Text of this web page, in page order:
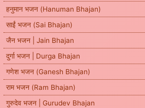
हनुमान भजन (Hanuman Bhajan)
साईं भजन (Sai Bhajan)
जैन भजन | Jain Bhajan
दुर्गा भजन | Durga Bhajan
गणेश भजन (Ganesh Bhajan)
राम भजन (Ram Bhajan)
गुरुदेव भजन | Gurudev Bhajan